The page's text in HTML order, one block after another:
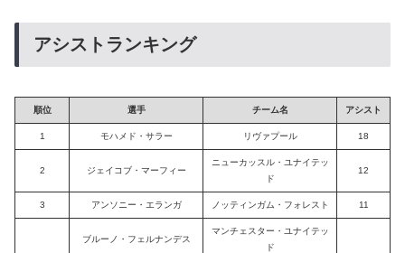
アシストランキング
順位 選手 チーム名 アシスト
1 モハメド・サラー リヴァプール 18
2 ジェイコブ・マーフィー
ニューカッスル・ユナイテッ
ド
12
3 アンソニー・エランガ ノッティンガム・フォレスト 11
ブルーノ・フェルナンデス
マンチェスター・ユナイテッ
ド